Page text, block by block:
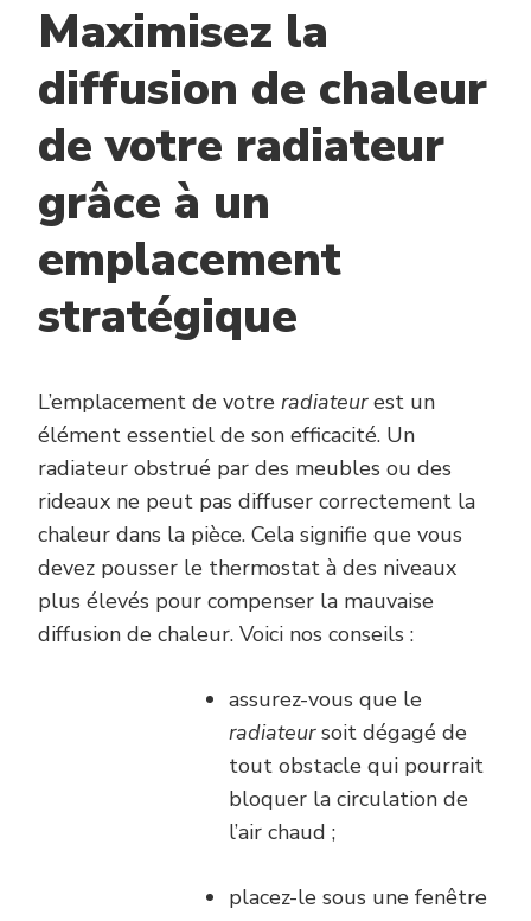
Maximisez la
diffusion de chaleur
de votre radiateur
grâce à un
emplacement
stratégique
L’emplacement de votre radiateurest un
élément essentiel de son efficacité. Un
radiateur obstrué par des meubles ou des
rideaux ne peut pas diffuser correctement la
chaleur dans la pièce. Cela signifie que vous
devez pousser le thermostat à des niveaux
plus élevés pour compenser la mauvaise
diffusion de chaleur. Voici nos conseils :
assurez-vous que le
radiateursoit dégagé de
tout obstacle qui pourrait
bloquer la circulation de
l’air chaud ;
placez-le sous une fenêtre